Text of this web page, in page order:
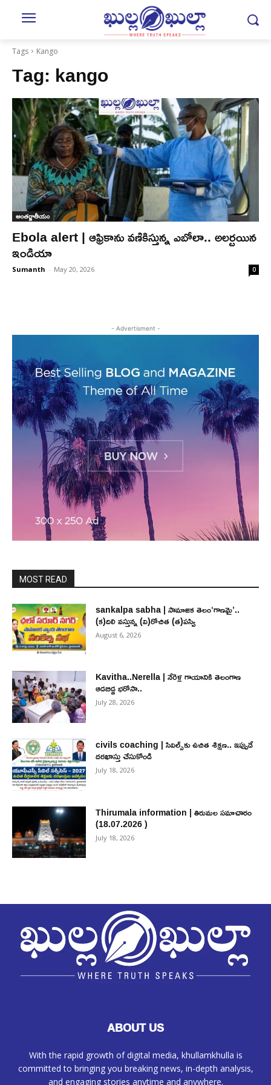
Tags Kango
Tag: kango
అంతర్జాతీయం
Ebola alert | ఆఫ్రికాను వ‌ణికిస్తున్న‌ ఎబోలా.. అల‌ర్ట‌యిన
ఇండియా
Sumanth - May 20, 2026 0
- Advertisment -
MOST READ
sankalpa sabha | సామాజిక తెలం‘గాణమై’..
(క)దిలి వస్తున్న (వి)రోచిత (త)పస్వి
August 6, 2026
Kavitha..Nerella | నేరెళ్ల గాయానికి తెలంగాణ
ఆడబిడ్డ భరోసా..
July 28, 2026
civils coaching | సివిల్స్‌కు ఉచిత శిక్ష‌ణ.. ఇప్పుడే
ద‌ర‌ఖాస్తు చేసుకోండి
July 18, 2026
Thirumala information | తిరుమల సమాచారం
(18.07.2026 )
July 18, 2026
ABOUT US
With the rapid growth of digital media, khullamkhulla is
committed to bringing you breaking news, in-depth analysis,
and engaging stories anytime and anywhere.